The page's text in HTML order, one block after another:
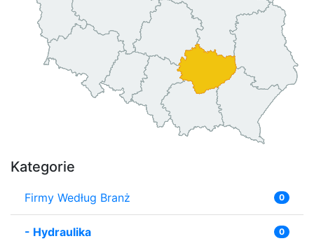
Kategorie
Firmy Według Branż 0
- Hydraulika 0